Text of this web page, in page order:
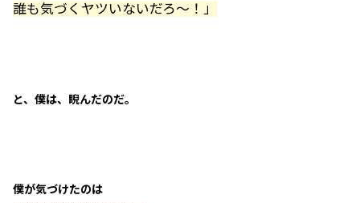
誰も気づくヤツいないだろ～！」
と、僕は、睨んだのだ。
僕が気づけたのは